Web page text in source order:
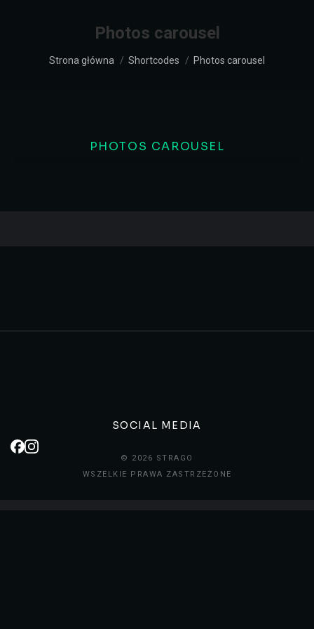
Photos carousel
Jesteś tutaj:
Strona główna Shortcodes Photos carousel
PHOTOS CAROUSEL
SOCIAL MEDIA
© 2026 STRAGO
WSZELKIE PRAWA ZASTRZEŻONE